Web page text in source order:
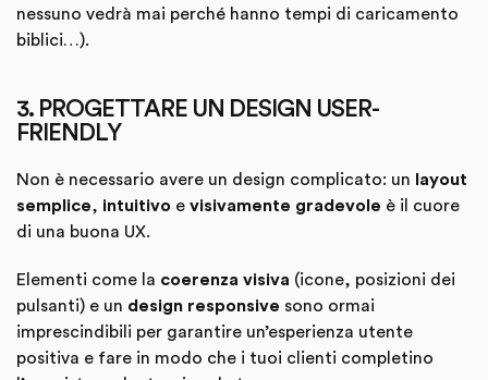
nessuno vedrà mai perché hanno tempi di caricamento
biblici…).
3. PROGETTARE UN DESIGN USER-
FRIENDLY
Non è necessario avere un design complicato: un
layout
semplice, intuitivo e visivamente gradevole è il cuore
di una buona UX.
Elementi come la coerenza visiva (icone, posizioni dei
pulsanti) e un design responsive sono ormai
imprescindibili per garantire un’esperienza utente
positiva e fare in modo che i tuoi clienti completino